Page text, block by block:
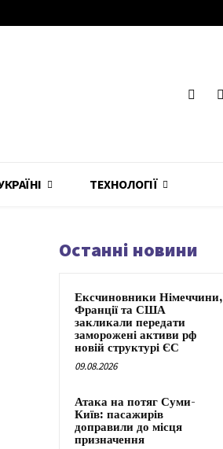
ТЕХНОЛОГІЇ
Останні новини
Ексчиновники Німеччини,
Франції та США
закликали передати
заморожені активи рф
новій структурі ЄС
09.08.2026
Атака на потяг Суми-
Київ: пасажирів
доправили до місця
призначення